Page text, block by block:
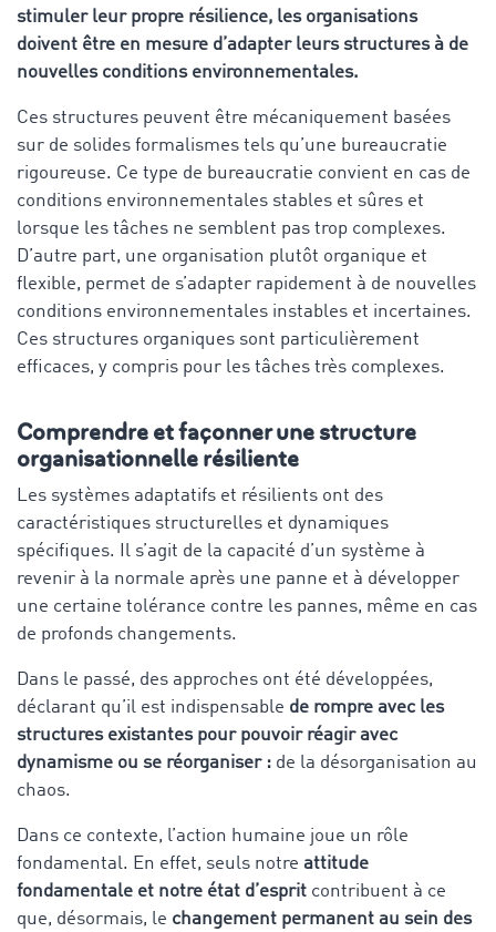
stimuler leur propre résilience, les organisations
doivent être en mesure d’adapter leurs structures à de
nouvelles conditions environnementales.
Ces structures peuvent être mécaniquement basées
sur de solides formalismes tels qu’une bureaucratie
rigoureuse. Ce type de bureaucratie convient en cas de
conditions environnementales stables et sûres et
lorsque les tâches ne semblent pas trop complexes.
D’autre part, une organisation plutôt organique et
flexible, permet de s’adapter rapidement à de nouvelles
conditions environnementales instables et incertaines.
Ces structures organiques sont particulièrement
efficaces, y compris pour les tâches très complexes.
Comprendre et façonner une structure
organisationnelle résiliente
Les systèmes adaptatifs et résilients ont des
caractéristiques structurelles et dynamiques
spécifiques. Il s’agit de la capacité d’un système à
revenir à la normale après une panne et à développer
une certaine tolérance contre les pannes, même en cas
de profonds changements.
Dans le passé, des approches ont été développées,
déclarant qu’il est indispensable de rompre avec les
structures existantes pour pouvoir réagir avec
dynamisme ou se réorganiser : de la désorganisation au
chaos.
Dans ce contexte, l’action humaine joue un rôle
fondamental. En effet, seuls notre attitude
fondamentale et notre état d’esprit contribuent à ce
que, désormais, le changement permanent au sein des